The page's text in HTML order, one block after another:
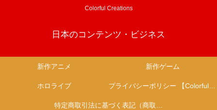
Colorful Creations
日本のコンテンツ・ビジネス
新作アニメ 新作ゲーム
ホロライブ プライバシーポリシー 【Colorful Creation】
特定商取引法に基づく表記（商取引に関する開示）